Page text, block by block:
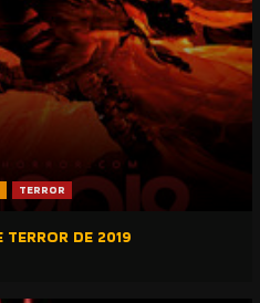
TERROR
TERROR DE 2019